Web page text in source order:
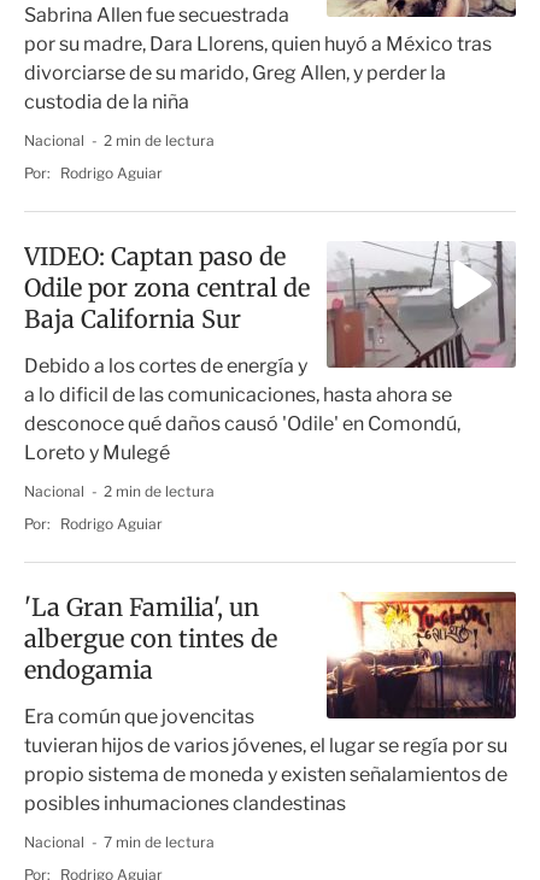
Sabrina Allen fue secuestrada
por su madre, Dara Llorens, quien huyó a México tras
divorciarse de su marido, Greg Allen, y perder la
custodia de la niña
Nacional
2 min de lectura
Por:
Rodrigo Aguiar
VIDEO: Captan paso de
Odile por zona central de
Baja California Sur
Debido a los cortes de energía y
a lo dificil de las comunicaciones, hasta ahora se
desconoce qué daños causó 'Odile' en Comondú,
Loreto y Mulegé
Nacional
2 min de lectura
Por:
Rodrigo Aguiar
'La Gran Familia', un
albergue con tintes de
endogamia
Era común que jovencitas
tuvieran hijos de varios jóvenes, el lugar se regía por su
propio sistema de moneda y existen señalamientos de
posibles inhumaciones clandestinas
Nacional
7 min de lectura
Por:
Rodrigo Aguiar